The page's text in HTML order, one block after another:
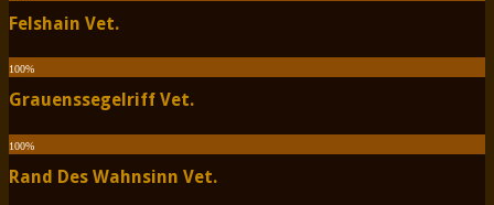
Felshain Vet.
100%
Grauenssegelriff Vet.
100%
Rand Des Wahnsinn Vet.